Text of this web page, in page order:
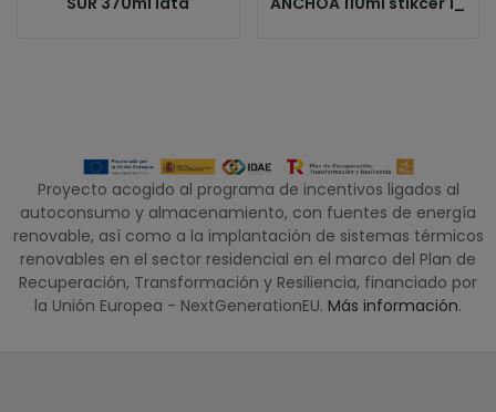
Proyecto acogido al programa de incentivos ligados al
autoconsumo y almacenamiento, con fuentes de energía
renovable, así como a la implantación de sistemas térmicos
renovables en el sector residencial en el marco del Plan de
Recuperación, Transformación y Resiliencia, financiado por
la Unión Europea - NextGenerationEU. Más información.